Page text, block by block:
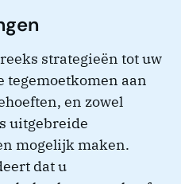
strategieën tot uw
aan
en zowel
uitgebreide
mogelijk maken.
dat u